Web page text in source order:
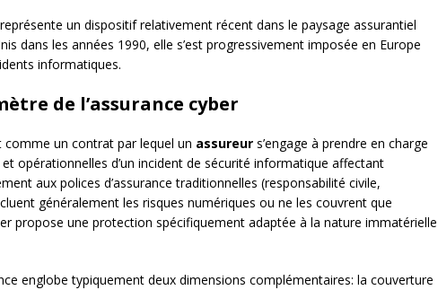
représente un dispositif relativement récent dans le paysage assurantiel
dans les années 1990, elle s’est progressivement imposée en Europe
informatiques.
de l’assurance cyber
comme un contrat par lequel un assureur s’engage à prendre en charge
opérationnelles d’un incident de sécurité informatique affectant
aux polices d’assurance traditionnelles (responsabilité civile,
généralement les risques numériques ou ne les couvrent que
propose une protection spécifiquement adaptée à la nature immatérielle
englobe typiquement deux dimensions complémentaires: la couverture